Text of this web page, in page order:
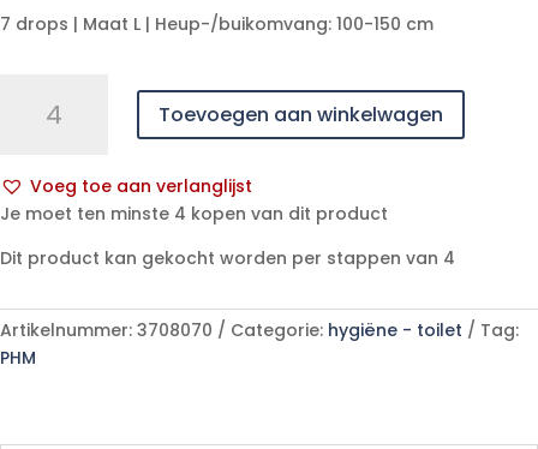
7 drops | Maat L | Heup-/buikomvang: 100-150 cm
Premium
L
7
p/s
Toevoegen aan winkelwagen
Voeg toe aan verlanglijst
A
t
r
n
Je moet ten minste 4 kopen van dit product
Dit product kan gekocht worden per stappen van 4
Artikelnummer: 3708070 Categorie: hygiëne - toilet
Tag:
PHM